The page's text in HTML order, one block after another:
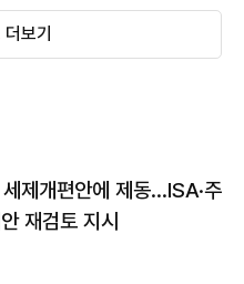
더보기
제개편안에 제동…ISA·주
재검토 지시